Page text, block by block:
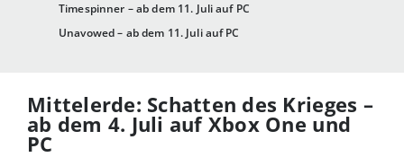
Timespinner – ab dem 11. Juli auf PC
Unavowed – ab dem 11. Juli auf PC
Mittelerde: Schatten des Krieges –
ab dem 4. Juli auf Xbox One und
PC